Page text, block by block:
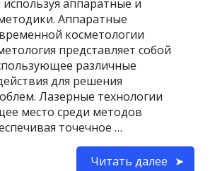
аппаратные и
Аппаратные
косметологии
представляет собой
различные
для решения
Лазерные технологии
место среди методов
точечное …
Читать далее